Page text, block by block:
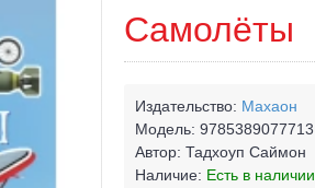
Самолёты
Издательство: Махаон
Модель: 9785389077713
Автор: Тадхоуп Саймон
Наличие: Есть в наличии